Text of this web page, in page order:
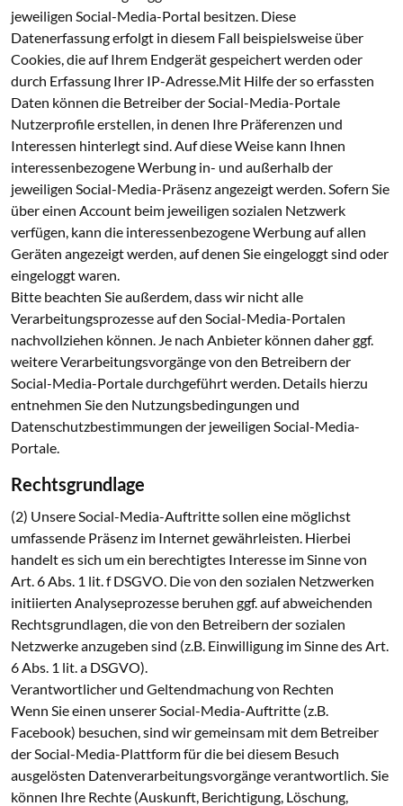
jeweiligen Social-Media-Portal besitzen. Diese
Datenerfassung erfolgt in diesem Fall beispielsweise über
Cookies, die auf Ihrem Endgerät gespeichert werden oder
durch Erfassung Ihrer IP-Adresse.Mit Hilfe der so erfassten
Daten können die Betreiber der Social-Media-Portale
Nutzerprofile erstellen, in denen Ihre Präferenzen und
Interessen hinterlegt sind. Auf diese Weise kann Ihnen
interessenbezogene Werbung in- und außerhalb der
jeweiligen Social-Media-Präsenz angezeigt werden. Sofern Sie
über einen Account beim jeweiligen sozialen Netzwerk
verfügen, kann die interessenbezogene Werbung auf allen
Geräten angezeigt werden, auf denen Sie eingeloggt sind oder
eingeloggt waren.
Bitte beachten Sie außerdem, dass wir nicht alle
Verarbeitungsprozesse auf den Social-Media-Portalen
nachvollziehen können. Je nach Anbieter können daher ggf.
weitere Verarbeitungsvorgänge von den Betreibern der
Social-Media-Portale durchgeführt werden. Details hierzu
entnehmen Sie den Nutzungsbedingungen und
Datenschutzbestimmungen der jeweiligen Social-Media-
Portale.
Rechtsgrundlage
(2) Unsere Social-Media-Auftritte sollen eine möglichst
umfassende Präsenz im Internet gewährleisten. Hierbei
handelt es sich um ein berechtigtes Interesse im Sinne von
Art. 6 Abs. 1 lit. f DSGVO. Die von den sozialen Netzwerken
initiierten Analyseprozesse beruhen ggf. auf abweichenden
Rechtsgrundlagen, die von den Betreibern der sozialen
Netzwerke anzugeben sind (z.B. Einwilligung im Sinne des Art.
6 Abs. 1 lit. a DSGVO).
Verantwortlicher und Geltendmachung von Rechten
Wenn Sie einen unserer Social-Media-Auftritte (z.B.
Facebook) besuchen, sind wir gemeinsam mit dem Betreiber
der Social-Media-Plattform für die bei diesem Besuch
ausgelösten Datenverarbeitungsvorgänge verantwortlich. Sie
können Ihre Rechte (Auskunft, Berichtigung, Löschung,